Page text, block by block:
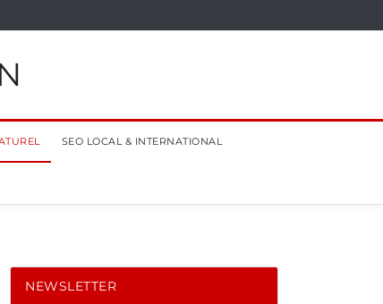
SEO LOCAL & INTERNATIONAL
NEWSLETTER